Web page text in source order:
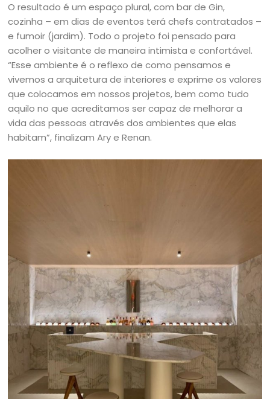
O resultado é um espaço plural, com bar de Gin,
cozinha – em dias de eventos terá chefs contratados –
e fumoir (jardim). Todo o projeto foi pensado para
acolher o visitante de maneira intimista e confortável.
“Esse ambiente é o reflexo de como pensamos e
vivemos a arquitetura de interiores e exprime os valores
que colocamos em nossos projetos, bem como tudo
aquilo no que acreditamos ser capaz de melhorar a
vida das pessoas através dos ambientes que elas
habitam”, finalizam Ary e Renan.